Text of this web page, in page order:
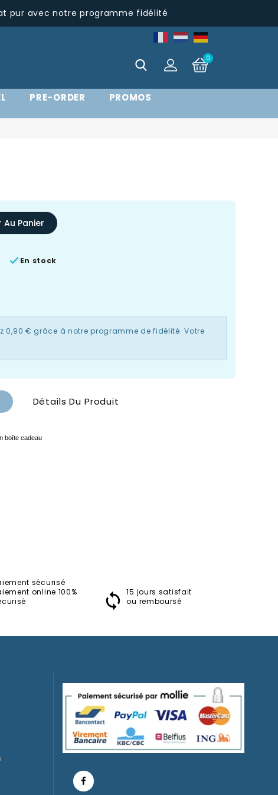
pur avec notre programme fidélité
0
PRE-ORDER PROMOS
Au Panier
En stock
0,90 € grâce à notre programme de fidélité. Votre
Détails Du Produit
boîte cadeau
sécurisé
online 100%
15 jours satisfait
ou remboursé